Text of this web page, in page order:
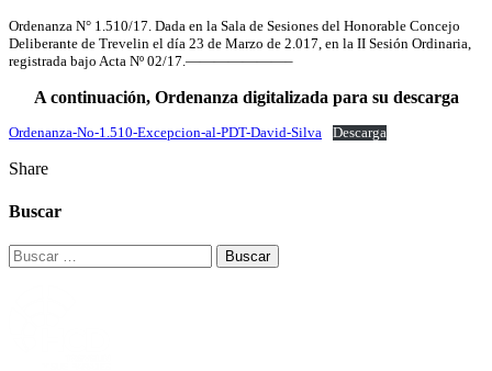
Ordenanza N° 1.510/17. Dada en la Sala de Sesiones del Honorable Concejo
Deliberante de Trevelin el día 23 de Marzo de 2.017, en la II Sesión Ordinaria,
registrada bajo Acta Nº 02/17.———————–
A continuación, Ordenanza digitalizada para su descarga
Ordenanza-No-1.510-Excepcion-al-PDT-David-Silva Descarga
Share
Buscar
Buscar: